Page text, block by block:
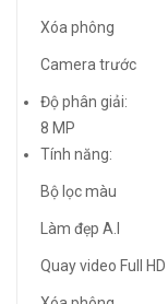
Xóa phông
Camera trước
Độ phân giải:
8 MP
Tính năng:
Bộ lọc màu
Làm đẹp A.I
Quay video Full HD